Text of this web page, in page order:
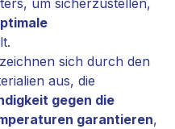
zeichnen sich durch den
aus, die
gegen die
garantieren,